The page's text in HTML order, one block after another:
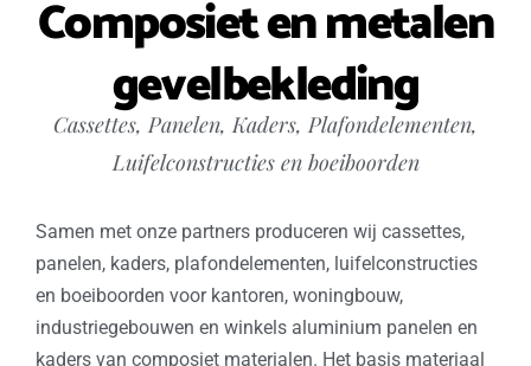
Composiet en metalen
gevelbekleding
Cassettes, Panelen, Kaders, Plafondelementen,
Luifelconstructies en boeiboorden
Samen met onze partners produceren wij cassettes,
panelen, kaders, plafondelementen, luifelconstructies
en boeiboorden voor kantoren, woningbouw,
industriegebouwen en winkels aluminium panelen en
kaders van composiet materialen. Het basis materiaal